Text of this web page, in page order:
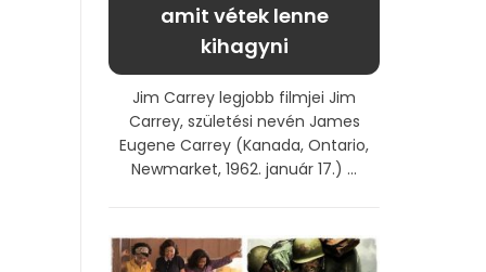
amit vétek lenne
kihagyni
Jim Carrey legjobb filmjei Jim
Carrey, születési nevén James
Eugene Carrey (Kanada, Ontario,
Newmarket, 1962. január 17.) ...